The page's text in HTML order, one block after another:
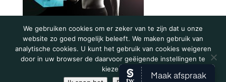
We gebruiken cookies om er zeker van te zijn dat u onze
website zo goed mogelijk beleeft. We maken gebruik van
analytische cookies. U kunt het gebruik van cookies weigeren
door in uw browser de daarvoor geëigende instellingen te
kiezen.